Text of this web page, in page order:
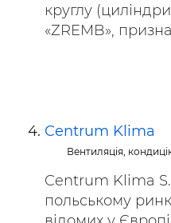
круглу
«ZREMB»,
Centrum Klima
Вентиляція,
Centrum Klima
польському